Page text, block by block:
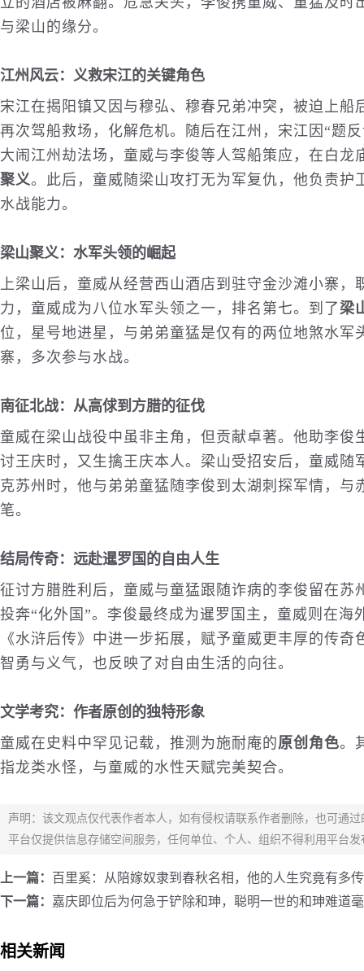
与梁山的缘分。
江州风云：义救宋江的关键角色
宋江在揭阳镇又因与穆弘、穆春兄弟冲突，被迫上
再次驾船救场，化解危机。随后在江州，宋江因“题
大闹江州劫法场，童威与李俊等人驾船策应，在白龙
聚义。此后，童威随梁山攻打无为军复仇，他负责
水战能力。
梁山聚义：水军头领的崛起
上梁山后，童威从经营西山酒店到驻守金沙滩小寨
力，童威成为八位水军头领之一，排名第七。到了梁
位，星号地进星，与弟弟童猛是仅有的两位地煞水
寨，多次参与水战。
南征北战：从高俅到方腊的征伐
童威在梁山战役中虽非主角，但贡献卓著。他助李
讨王庆时，又生擒王庆本人。梁山受招安后，童威
克苏州时，他与弟弟童猛随李俊到太湖刺探军情，
笔。
结局传奇：远赴暹罗国的自由人生
征讨方腊胜利后，童威与童猛跟随诈病的李俊留在
投奔“化外国”。李俊最终成为暹罗国主，童威则在
《水浒后传》中进一步拓展，赋予童威更丰厚的传
智勇与义气，也反映了对自由生活的向往。
文学考究：作者原创的独特形象
童威在史料中罕见记载，推测为施耐庵的原创角色。
指龙类水怪，与童威的水性天赋完美契合。
声明：该文观点仅代表作者本人，如有侵权请联系作者删除，也可通
平台仅提供信息存储空间服务，任何单位、个人、组织不得利用平台
上一篇： 百里奚：从陪嫁奴隶到春秋名相，他的人生究竟有多
下一篇： 嘉庆即位后为何急于铲除和珅，聪明一世的和珅难道
相关新闻